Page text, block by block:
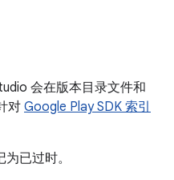
会在版本目录文件和
对 Google Play SDK 索引
已过时。